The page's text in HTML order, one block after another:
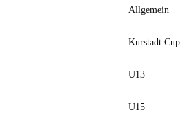
Allgemein
Kurstadt Cup
U13
U15